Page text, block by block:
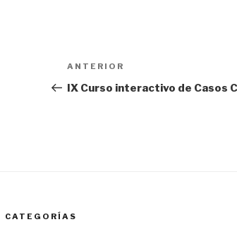
Navegación
de
Entrada
anterior:
ANTERIOR
IX Curso interactivo de Casos
CATEGORÍAS